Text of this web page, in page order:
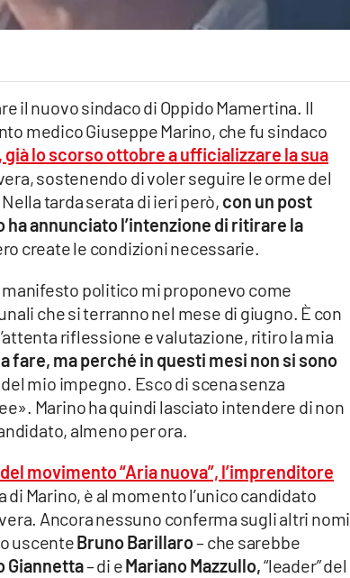
il nuovo sindaco di Oppido Mamertina. Il
medico Giuseppe Marino, che fu sindaco
lo scorso ottobre a ufficializzare la sua
sostenendo di voler seguire le orme del
tarda serata di ieri però, con un post
annunciato l’intenzione di ritirare la
create le condizioni necessarie.
manifesto politico mi proponevo come
che si terranno nel mese di giugno. È con
riflessione e valutazione, ritiro la mia
fare, ma perché in questi mesi non si sono
mio impegno. Esco di scena senza
Marino ha quindi lasciato intendere di non
almeno per ora.
movimento “Aria nuova”, l’imprenditore
di Marino, è al momento l’unico candidato
Ancora nessuno conferma sugli altri nomi
uscenteBruno Barillaro– che sarebbe
Giannetta– di eMariano Mazzullo,“leader” del